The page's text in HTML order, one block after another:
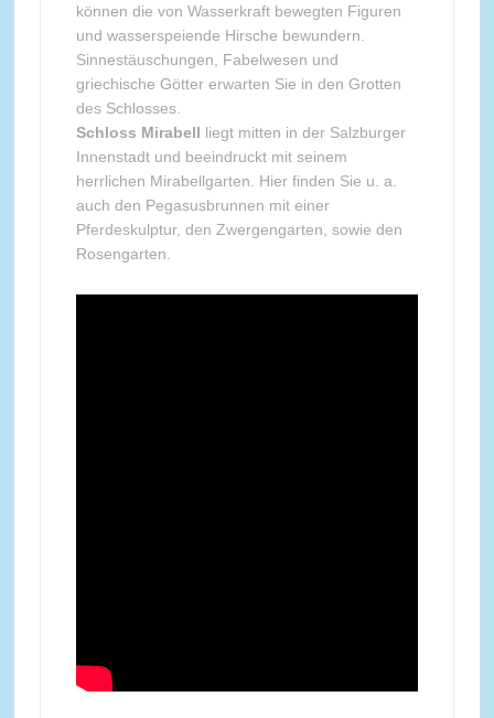
können die von Wasserkraft bewegten Figuren
und wasserspeiende Hirsche bewundern.
Sinnestäuschungen, Fabelwesen und
griechische Götter erwarten Sie in den Grotten
des Schlosses.
Schloss Mirabell liegt mitten in der Salzburger
Innenstadt und beeindruckt mit seinem
herrlichen Mirabellgarten. Hier finden Sie u. a.
auch den Pegasusbrunnen mit einer
Pferdeskulptur, den Zwergengarten, sowie den
Rosengarten.